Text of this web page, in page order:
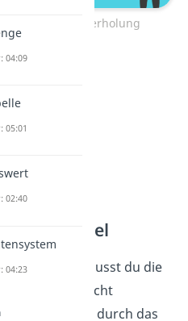
mit Wiederholung
Formel
man die musst du die
N Fakultät, leicht
indem du sie durch das
04:09
05:01
02:40
04:23